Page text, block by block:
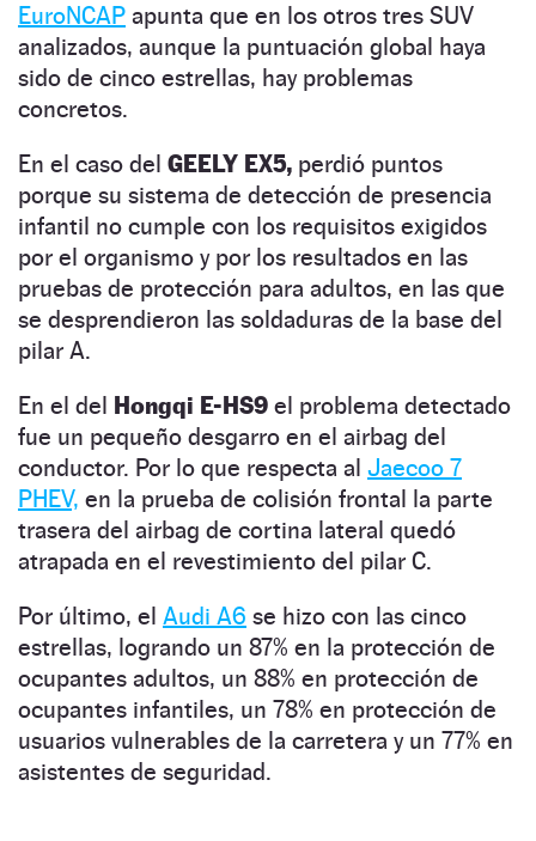
EuroNCAP apunta que en los otros tres SUV
analizados, aunque la puntuación global haya
sido de cinco estrellas, hay problemas
concretos.
En el caso del GEELY EX5, perdió puntos
porque su sistema de detección de presencia
infantil no cumple con los requisitos exigidos
por el organismo y por los resultados en las
pruebas de protección para adultos, en las que
se desprendieron las soldaduras de la base del
pilar A.
En el del
Hongqi E-HS9 el problema detectado
fue un pequeño desgarro en el airbag del
conductor. Por lo que respecta al Jaecoo 7
PHEV, en la prueba de colisión frontal la parte
trasera del airbag de cortina lateral quedó
atrapada en el revestimiento del pilar C.
Por último, el Audi A6 se hizo con las cinco
estrellas, logrando un 87% en la protección de
ocupantes adultos, un 88% en protección de
ocupantes infantiles, un 78% en protección de
usuarios vulnerables de la carretera y un 77% en
asistentes de seguridad.